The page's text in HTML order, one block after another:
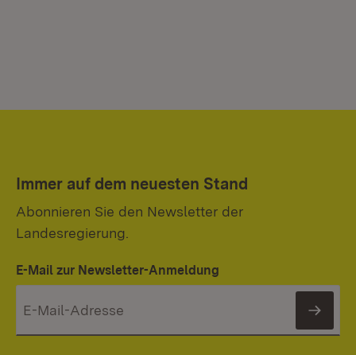
Immer auf dem neuesten Stand
Abonnieren Sie den Newsletter der
Landesregierung.
E-Mail zur Newsletter-Anmeldung